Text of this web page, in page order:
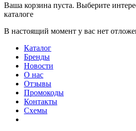
Ваша корзина пуста. Выберите
каталоге
В настоящий момент у вас нет
Каталог
Бренды
Новости
О нас
Отзывы
Промокоды
Контакты
Схемы